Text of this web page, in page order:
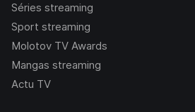
Séries streaming
Sport streaming
Molotov TV Awards
Mangas streaming
Actu TV